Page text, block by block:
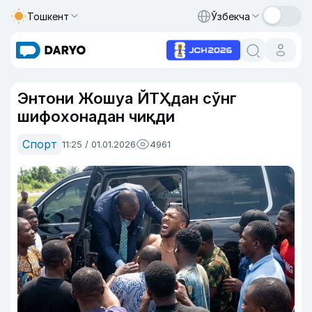
Тошкент Ўзбекча
Энтони Жошуа ЙТҲдан сўнг
шифохонадан чиқди
Спорт 11:25 / 01.01.2026 4961